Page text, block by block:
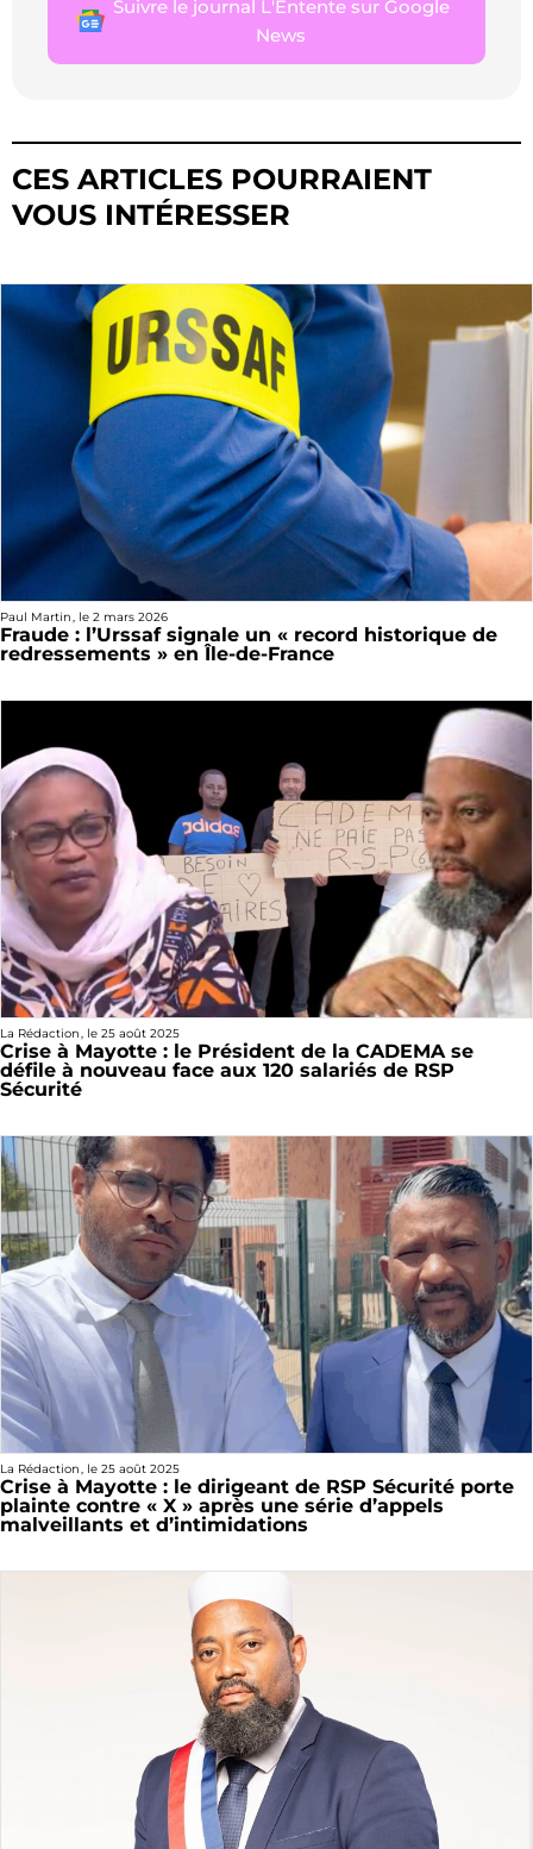
Suivre le journal L'Entente sur Google
News
CES ARTICLES POURRAIENT
VOUS INTÉRESSER
Paul Martin, le 2 mars 2026
Fraude : l’Urssaf signale un « record historique de
redressements » en Île-de-France
La Rédaction, le 25 août 2025
Crise à Mayotte : le Président de la CADEMA se
défile à nouveau face aux 120 salariés de RSP
Sécurité
La Rédaction, le 25 août 2025
Crise à Mayotte : le dirigeant de RSP Sécurité porte
plainte contre « X » après une série d’appels
malveillants et d’intimidations